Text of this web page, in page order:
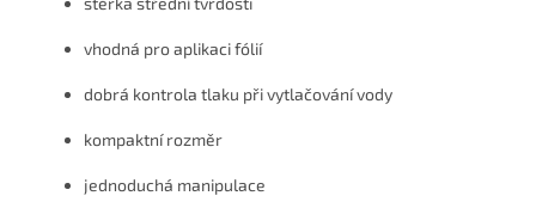
vhodná pro aplikaci fólií
dobrá kontrola tlaku při vytlačování vody
kompaktní rozměr
jednoduchá manipulace